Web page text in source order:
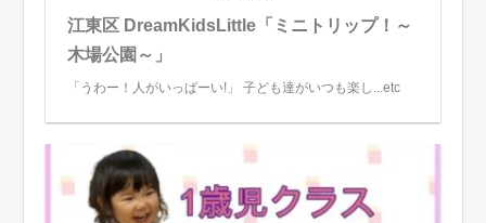
江東区 DreamKidsLittle「ミニトリップ！～
木場公園～」
「うわー！人がいっぱーい!」 子ども達がいつも楽し...etc